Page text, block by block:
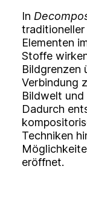
In
traditioneller
Elementen
Stoffe
Bildgrenzen
Verbindung
Bildwelt und
Dadurch
Techniken
eröffnet.